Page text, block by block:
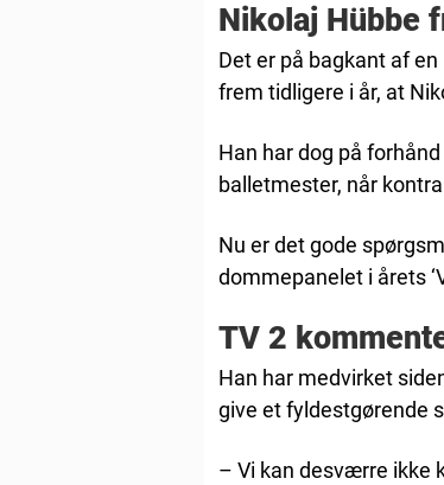
Nikolaj Hübbe
Det er på bagkant af
frem tidligere i år, at
Han har dog på
balletmester, når
Nu er det gode
dommepanelet i årets
TV 2
Han har medvirket
give et fyldestgørende
– Vi kan desværre ikke